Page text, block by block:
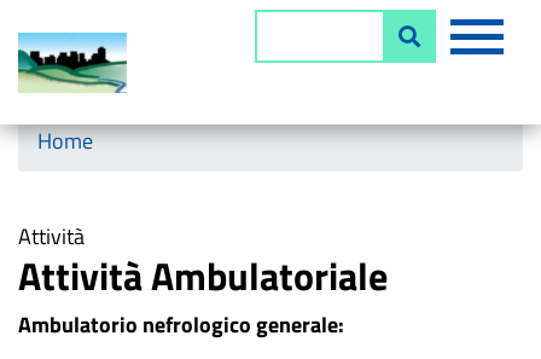
Salta
Horizontal menu
Home
Attività
Attività Ambulatoriale
Ambulatorio nefrologico generale: